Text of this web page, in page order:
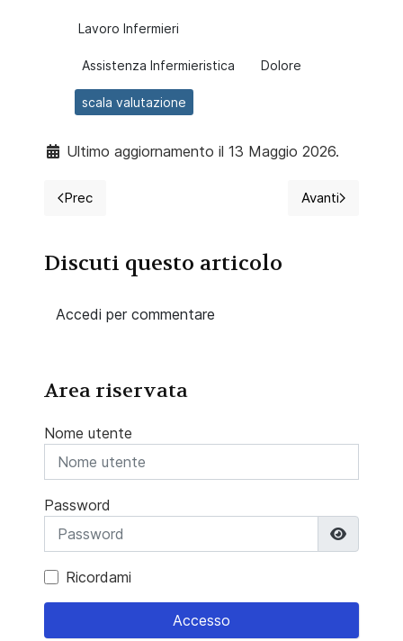
Lavoro Infermieri
Assistenza Infermieristica Dolore
scala valutazione
Ultimo aggiornamento il 13 Maggio 2026.
Articolo precedente: Asciugare la lacrima: dalla
Prec Articolo
Avanti
Discuti questo articolo
Accedi per commentare
Area riservata
Nome utente
Password
Ricordami
Accesso